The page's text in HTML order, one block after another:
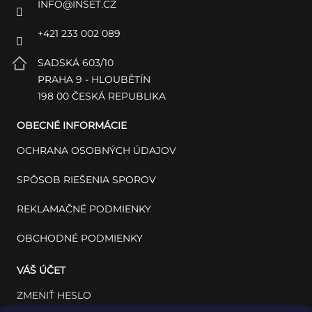
INFO@INSET.CZ
+421 233 002 089
SADSKÁ 603/10
PRAHA 9 - HLOUBĚTÍN
198 00 ČESKÁ REPUBLIKA
OBECNÉ INFORMÁCIE
OCHRANA OSOBNÝCH ÚDAJOV
SPÔSOB RIEŠENIA SPOROV
REKLAMAČNÉ PODMIENKY
OBCHODNÉ PODMIENKY
VÁŠ ÚČET
ZMENIŤ HESLO